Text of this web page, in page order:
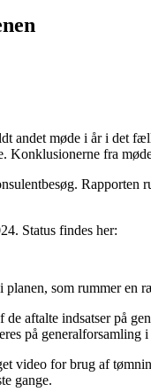
andet møde i år i det
Konklusionerne fra
Rapporten
Status findes her:
som rummer en
aftalte indsatser på
på generalforsamling i
video for brug af
gange.